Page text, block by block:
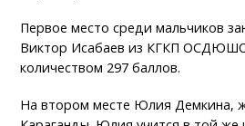
Первое место среди мальчиков
Виктор Исабаев из КГКП
количеством 297 баллов.
На втором месте Юлия Демкина,